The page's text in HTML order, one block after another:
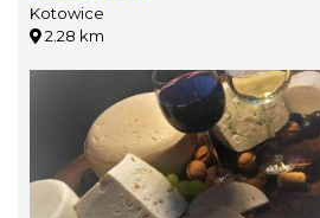
Kotowice
2.28 km